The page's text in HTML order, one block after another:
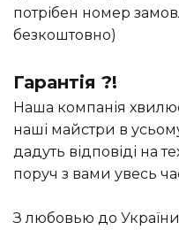
потрібен номер
безкоштовно)
Гарантія ?!
Наша компанія
наші майстри в
дадуть відповіді на
поруч з вами увесь
З любовью до